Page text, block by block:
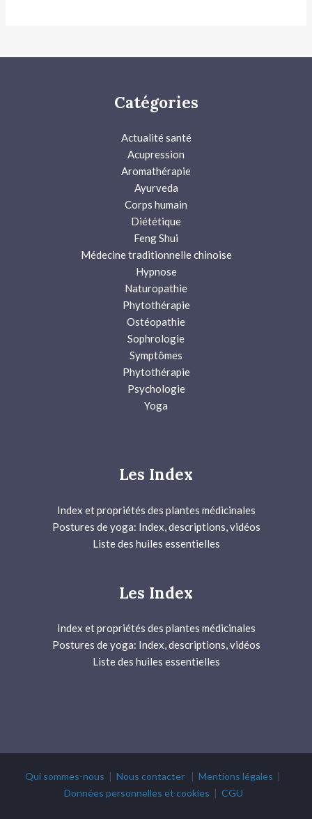
Catégories
Actualité santé
Acupression
Aromathérapie
Ayurveda
Corps humain
Diététique
Feng Shui
Médecine traditionnelle chinoise
Hypnose
Naturopathie
Phytothérapie
Ostéopathie
Sophrologie
Symptômes
Phytothérapie
Psychologie
Yoga
Les Index
Index et propriétés des plantes médicinales
Postures de yoga: Index, descriptions, vidéos
Liste des huiles essentielles
Les Index
Index et propriétés des plantes médicinales
Postures de yoga: Index, descriptions, vidéos
Liste des huiles essentielles
Qui sommes-nous | Nous contacter| Mentions légales |
Données personnelles et cookies | CGU